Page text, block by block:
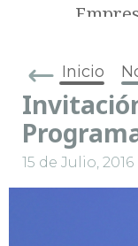
Inicio
15 de Julio, 2016